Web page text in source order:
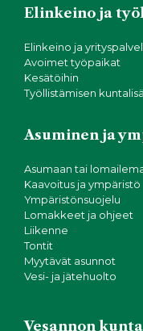
Elinkeino ja
Elinkeino ja
Avoimet työpaikat
Kesätöihin
Työllistämisen kuntalisä
Asuminen ja
Asumaan tai
Kaavoitus ja ympäristö
Ympäristönsuojelu
Lomakkeet ja ohjeet
Liikenne
Tontit
Myytävät asunnot
Vesi- ja jätehuolto
Vesannon kunta